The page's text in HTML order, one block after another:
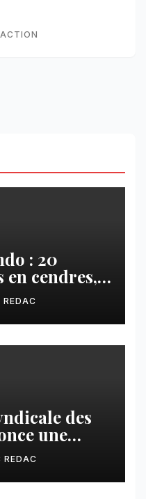
: 20
cendres,
sans abri
REDAC
des
une
de la
REDAC